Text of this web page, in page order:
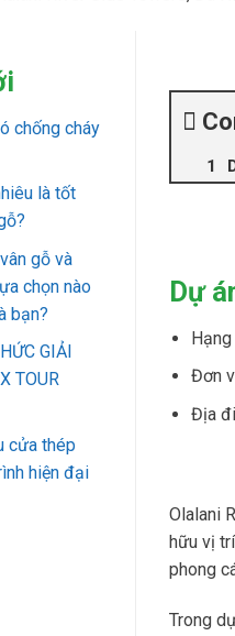
chống cháy
là tốt
gỗ và
chọn nào
bạn?
GIẢI
TOUR
cửa thép
hiện đại
Dự
Đơn
Địa
Olalani
hữu vị
phong
Trong